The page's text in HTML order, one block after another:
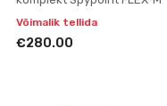
Võimalik tellida
€280.00